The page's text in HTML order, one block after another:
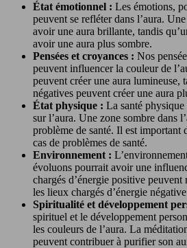
État émotionnel : Les émotions,
peuvent se refléter dans l’aura.
avoir une aura brillante, tandis
avoir une aura plus sombre.
Pensées et croyances : Nos
peuvent influencer la couleur de
peuvent créer une aura lumineuse,
négatives peuvent créer une aura
État physique : La santé
sur l’aura. Une zone sombre dans
problème de santé. Il est important
cas de problèmes de santé.
Environnement :
évoluons pourrait avoir une
chargés d’énergie positive peuvent
les lieux chargés d’énergie
Spiritualité et développement
spirituel et le développement
les couleurs de l’aura. La
peuvent contribuer à purifier son